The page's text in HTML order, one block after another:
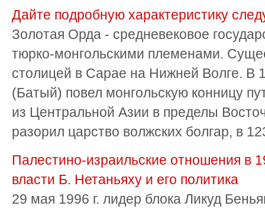
Дайте подробную характеристику
Золотая Орда - средневековое
тюрко-монгольскими племенами.
столицей в Сарае на Нижней Волге. В
(Батый) повел монгольскую конницу
из Центральной Азии в пределы
разорил царство волжских болгар, в
Палестино-израильские отношения в
власти Б. Нетаньяху и его политика
29 мая 1996 г. лидер блока Ликуд